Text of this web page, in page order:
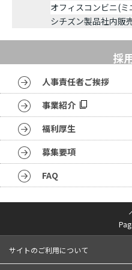
オフィスコンビニ(
シチズン製品社内販
採
人事責任者ご挨拶
事業紹介
福利厚生
募集要項
FAQ
サイトのご利用について